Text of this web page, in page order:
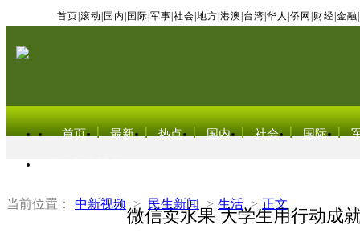
首页 滚动 国内 国际 军事 社会 地方 港澳 台湾 华人 侨网 财经 金融
首页 最新 热点 国内 社会 国际
当前位置： 中新视频 > 民生新闻 > 生活 > 正文
微信卖水果 大学生用行动成